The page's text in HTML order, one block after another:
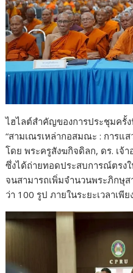
ไฮไลต์สำคัญของการประชุมครั้
“สามเณรเหล่ากอสมณะ : การแ
โดย พระครูสังฆกิจดิลก, ดร. เจ้
ซึ่งได้ถ่ายทอดประสบการณ์ตรง
จนสามารถเพิ่มจำนวนพระภิกษุ
ว่า 100 รูป ภายในระยะเวลาเพีย